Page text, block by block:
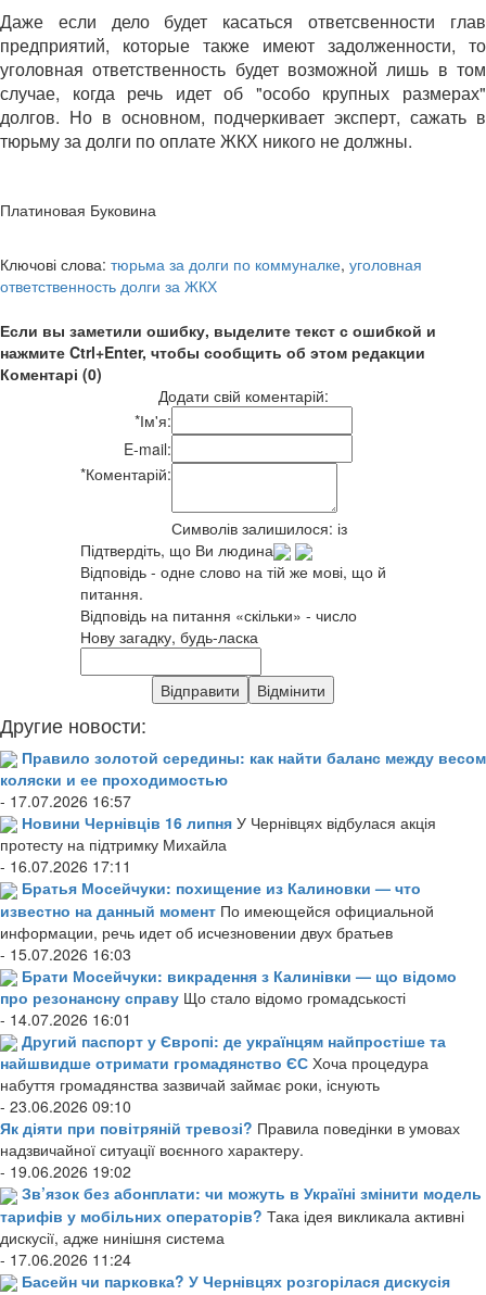
Даже если дело будет касаться ответсвенности глав
предприятий, которые также имеют задолженности, то
уголовная ответственность будет возможной лишь в том
случае, когда речь идет об "особо крупных размерах"
долгов. Но в основном, подчеркивает эксперт, сажать в
тюрьму за долги по оплате ЖКХ никого не должны.
Платиновая Буковина
Ключові слова: тюрьма за долги по коммуналке, уголовная
ответственность долги за ЖКХ
Если вы заметили ошибку, выделите текст с ошибкой и
нажмите Ctrl+Enter, чтобы сообщить об этом редакции
Коментарі (0)
Додати свій коментарій:
*Ім'я:
E-mail:
*Коментарій:
Символів залишилося: із
Підтвердіть, що Ви людина
Відповідь - одне слово на тій же мові, що й
питання.
Відповідь на питання «скільки» - число
Нову загадку, будь-ласка
Другие новости:
Правило золотой середины: как найти баланс между весом
коляски и ее проходимостью
- 17.07.2026 16:57
Новини Чернівців 16 липня У Чернівцях відбулася акція
протесту на підтримку Михайла
- 16.07.2026 17:11
Братья Мосейчуки: похищение из Калиновки — что
известно на данный момент По имеющейся официальной
информации, речь идет об исчезновении двух братьев
- 15.07.2026 16:03
Брати Мосейчуки: викрадення з Калинівки — що відомо
про резонансну справу Що стало відомо громадськості
- 14.07.2026 16:01
Другий паспорт у Європі: де українцям найпростіше та
найшвидше отримати громадянство ЄС Хоча процедура
набуття громадянства зазвичай займає роки, існують
- 23.06.2026 09:10
Як діяти при повітряній тревозі? Правила поведінки в умовах
надзвичайної ситуації воєнного характеру.
- 19.06.2026 19:02
Зв’язок без абонплати: чи можуть в Україні змінити модель
тарифів у мобільних операторів? Така ідея викликала активні
дискусії, адже нинішня система
- 17.06.2026 11:24
Басейн чи парковка? У Чернівцях розгорілася дискусія